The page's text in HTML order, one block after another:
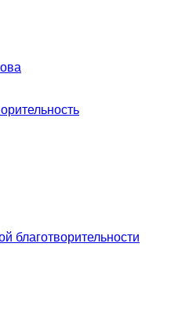
благотворительности